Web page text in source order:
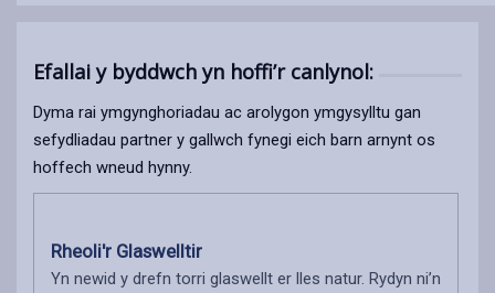
Efallai y byddwch yn hoffi’r canlynol:
Dyma rai ymgynghoriadau ac arolygon ymgysylltu gan
sefydliadau partner y gallwch fynegi eich barn arnynt os
hoffech wneud hynny.
Rheoli'r Glaswelltir
Yn newid y drefn torri glaswellt er lles natur. Rydyn ni’n